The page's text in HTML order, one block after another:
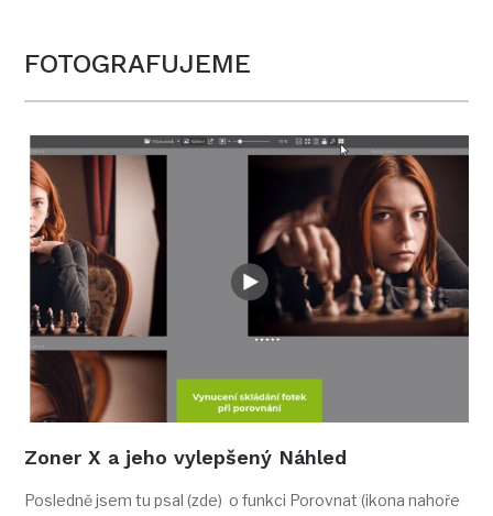
FOTOGRAFUJEME
Zoner X a jeho vylepšený Náhled
Posledně jsem tu psal (zde) o funkci Porovnat (ikona nahoře